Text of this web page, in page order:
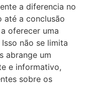
a diferencia no
até a conclusão
oferecer uma
não se limita
abrange um
e informativo,
sobre os